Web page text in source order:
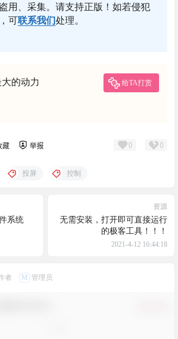
用、采集。请支持正版！如若侵犯
可联系我们处理。
的动力 给TA打赏
藏 举报 0 0
投屏 控制
系统
资源
无需安装，打开即可直接运行
的极客工具！！！
2021-4-12 16:44:18
者 M 管理员